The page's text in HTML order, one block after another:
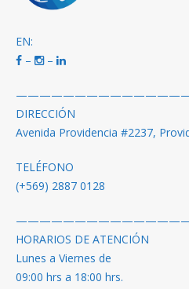
EN:
–
–
DIRECCIÓN
Avenida Providencia #2237,
TELÉFONO
(+569) 2887 0128
HORARIOS DE ATENCIÓN
Lunes a Viernes de
09:00 hrs a 18:00 hrs.